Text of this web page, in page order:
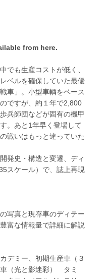
from here.
でも生産コストが低く、
ベルを確保していた最優
車」。小型車輌をベース
ですが、約１年で2,800
兵師団などが固有の機甲
。あと1年早く登場して
戦いはもっと違っていた
発史・構造と変遷、ディ
スケール）で、誌上再現
写真と現存車のディテー
富な情報量で詳細に解説
デミー、初期生産車（３
（光と影迷彩） タミ